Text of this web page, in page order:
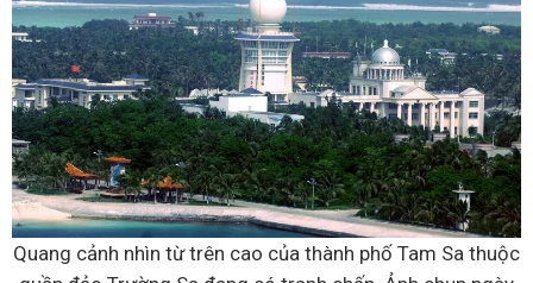
Quang cảnh nhìn từ trên cao của thành phố Tam Sa thuộc